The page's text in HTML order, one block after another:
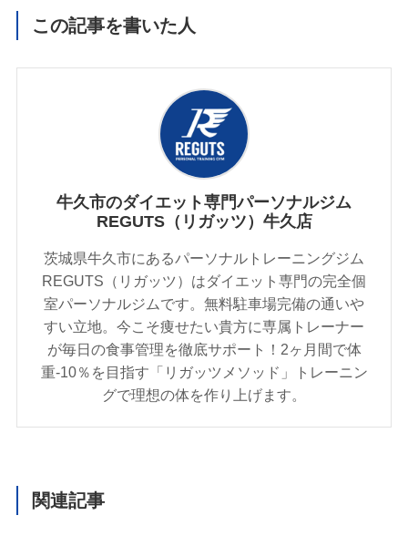
この記事を書いた人
牛久市のダイエット専門パーソナルジム
REGUTS（リガッツ）牛久店
茨城県牛久市にあるパーソナルトレーニングジム
REGUTS（リガッツ）はダイエット専門の完全個
室パーソナルジムです。無料駐車場完備の通いや
すい立地。今こそ痩せたい貴方に専属トレーナー
が毎日の食事管理を徹底サポート！2ヶ月間で体
重-10％を目指す「リガッツメソッド」トレーニン
グで理想の体を作り上げます。
関連記事